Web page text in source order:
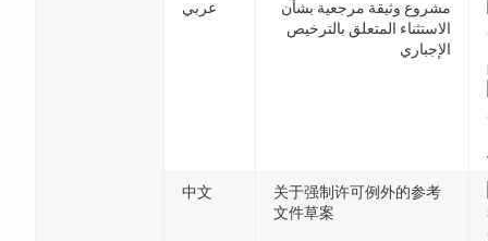
عربي
مشروع وثيقة مرجعية بشأن
الاستثناء المتعلق بالترخيص
الإجباري
中文
关于强制许可例外的参考
文件草案